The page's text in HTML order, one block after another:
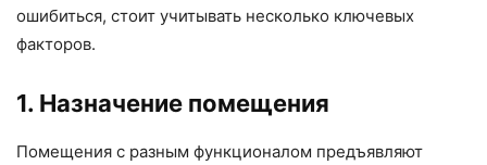
ошибиться, стоит учитывать несколько ключевых
факторов.
1. Назначение помещения
Помещения с разным функционалом предъявляют